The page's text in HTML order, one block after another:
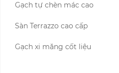
Gạch tự chèn mác cao
Sàn Terrazzo cao cấp
Gạch xi măng cốt liệu